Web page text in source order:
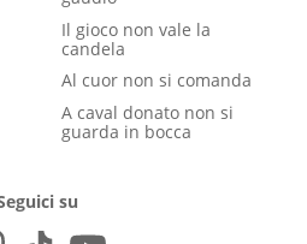
Il gioco non vale la
candela
Al cuor non si comanda
A caval donato non si
guarda in bocca
su